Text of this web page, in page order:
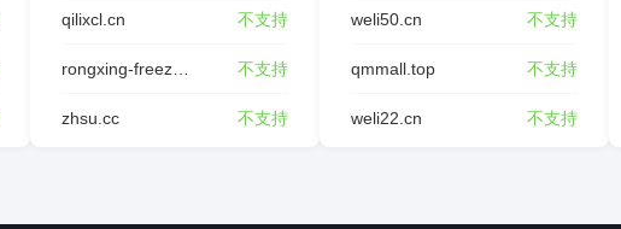
qilixcl.cn 不支持
不支持
zhsu.cc 不支持
weli50.cn 不支持
qmmall.top 不支持
weli22.cn 不支持